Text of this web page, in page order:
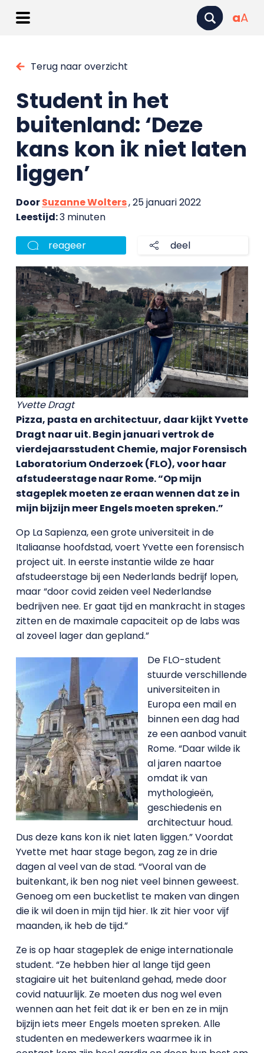
aA
Terug naar overzicht
Student in het
buitenland: ‘Deze
kans kon ik niet laten
liggen’
DoorSuzanne Wolters, 25 januari 2022
Leestijd:3 minuten
reageer deel
Yvette Dragt
Pizza, pasta en architectuur, daar kijkt Yvette
Dragt naar uit. Begin januari vertrok de
vierdejaarsstudent Chemie, major Forensisch
Laboratorium Onderzoek (FLO), voor haar
afstudeerstage naar Rome. “Op mijn
stageplek moeten ze eraan wennen dat ze in
mijn bijzijn meer Engels moeten spreken.”
Op La Sapienza, een grote universiteit in de
Italiaanse hoofdstad, voert Yvette een forensisch
project uit. In eerste instantie wilde ze haar
afstudeerstage bij een Nederlands bedrijf lopen,
maar “door covid zeiden veel Nederlandse
bedrijven nee. Er gaat tijd en mankracht in stages
zitten en de maximale capaciteit op de labs was
al zoveel lager dan gepland.”
De FLO-student
stuurde verschillende
universiteiten in
Europa een mail en
binnen een dag had
ze een aanbod vanuit
Rome. “Daar wilde ik
al jaren naartoe
omdat ik van
mythologieën,
geschiedenis en
architectuur houd.
Dus deze kans kon ik niet laten liggen.” Voordat
Yvette met haar stage begon, zag ze in drie
dagen al veel van de stad. “Vooral van de
buitenkant, ik ben nog niet veel binnen geweest.
Genoeg om een bucketlist te maken van dingen
die ik wil doen in mijn tijd hier. Ik zit hier voor vijf
maanden, ik heb de tijd.”
Ze is op haar stageplek de enige internationale
student. “Ze hebben hier al lange tijd geen
stagiaire uit het buitenland gehad, mede door
covid natuurlijk. Ze moeten dus nog wel even
wennen aan het feit dat ik er ben en ze in mijn
bijzijn iets meer Engels moeten spreken. Alle
studenten en medewerkers waarmee ik in